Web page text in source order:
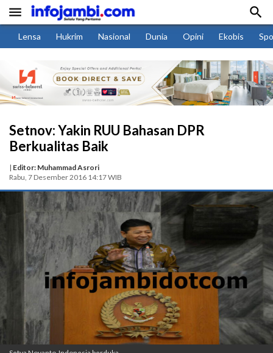
 
Lensa Hukrim Nasional Dunia Opini Ekobis
Setnov: Yakin RUU Bahasan DPR
Berkualitas Baik
| Editor: Muhammad Asrori
Rabu, 7 Desember 2016 14:17 WIB